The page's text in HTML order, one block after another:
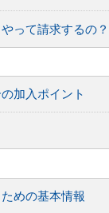
って請求するの？
加入ポイント
めの基本情報